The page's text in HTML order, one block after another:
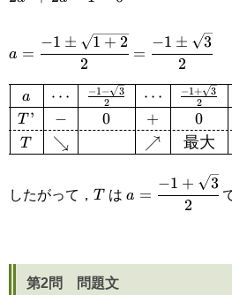
{4}
a=\cfrac{-1\pm\sqrt{1+2}}
{2}=\cfrac{-1\pm\sqrt{3}}
{2}
a =
2
−1 ± 1 + 2
=
2
−1 ± 3
&\cdots&\frac{-1-\sqrt{3}}
{2}&\cdots&\frac{-
a
T ’
T
⋯
−
↘
2
−1− 3
0
⋯
+
↗
2
−1+ 3
0
最大
したがって， T
T は a=\cfrac{-
a =
2
−1 + 3
第2問 問題文